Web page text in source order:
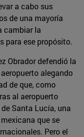
a cabo sus
de una mayoría
cambiar la
para ese propósito.
Obrador defendió la
alegando
de que, como
al aeropuerto
Santa Lucía, una
que se
Pero el